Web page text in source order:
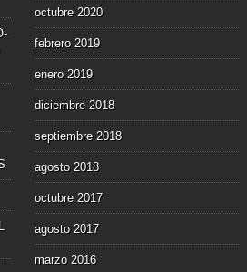
octubre 2020
febrero 2019
enero 2019
diciembre 2018
septiembre 2018
agosto 2018
octubre 2017
agosto 2017
marzo 2016